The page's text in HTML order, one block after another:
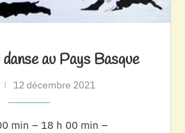
au Pays Basque
12 décembre 2021
min – 18 h 00 min –